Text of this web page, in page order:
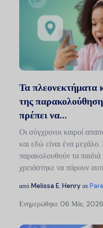
Τα πλεονεκτήματα
της
πρέπει να...
Οι σύγχρονοι καιροί
και εδώ είναι ένα μεγάλο.
παρακολουθούν τα παιδιά
χρειάστηκε να πάρουν
από Melissa E. Henry σε
Ενημερώθηκε 06 Μάι, 2026